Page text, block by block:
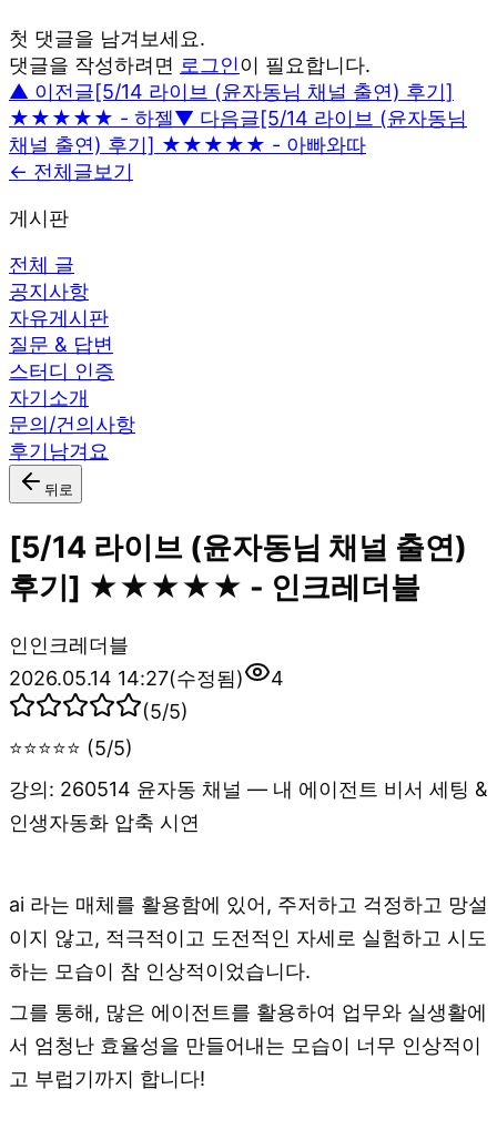
첫 댓글을 남겨보세요.
댓글을 작성하려면 로그인이 필요합니다.
▲ 이전글[5/14 라이브 (윤자동님 채널 출연) 후기]
★★★★★ - 하젤▼ 다음글[5/14 라이브 (윤자동님
채널 출연) 후기] ★★★★★ - 아빠와따
← 전체글보기
게시판
전체 글
공지사항
자유게시판
질문 & 답변
스터디 인증
자기소개
문의/건의사항
후기남겨요
뒤로
[5/14 라이브 (윤자동님 채널 출연)
후기] ★★★★★ - 인크레더블
인인크레더블
2026.05.14 14:27(수정됨)
4
(5/5)
⭐⭐⭐⭐⭐ (5/5)
강의: 260514 윤자동 채널 — 내 에이전트 비서 세팅 &
인생자동화 압축 시연
ai 라는 매체를 활용함에 있어, 주저하고 걱정하고 망설
이지 않고, 적극적이고 도전적인 자세로 실험하고 시도
하는 모습이 참 인상적이었습니다.
그를 통해, 많은 에이전트를 활용하여 업무와 실생활에
서 엄청난 효율성을 만들어내는 모습이 너무 인상적이
고 부럽기까지 합니다!